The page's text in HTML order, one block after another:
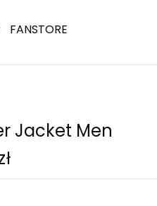
FANSTORE
Jacket Men